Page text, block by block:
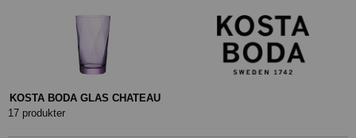
KOSTA BODA GLAS CHATEAU
17 produkter